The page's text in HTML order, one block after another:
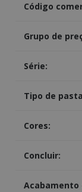
Código
Grupo de
Série:
Tipo de
Cores:
Concluir:
Acabamento